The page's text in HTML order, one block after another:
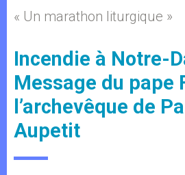
« Un marathon liturgique »
Incendie à Notre-
Message du pape
l’archevêque de
Aupetit